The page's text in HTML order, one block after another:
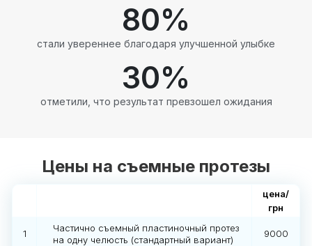
стали увереннее благодаря улучшенной улыбке
80%
отметили, что результат превзошел ожидания
30%
Цены на съемные протезы
цена/
грн
1
Частично съемный пластиночный протез
на одну челюсть (стандартный вариант)
9000